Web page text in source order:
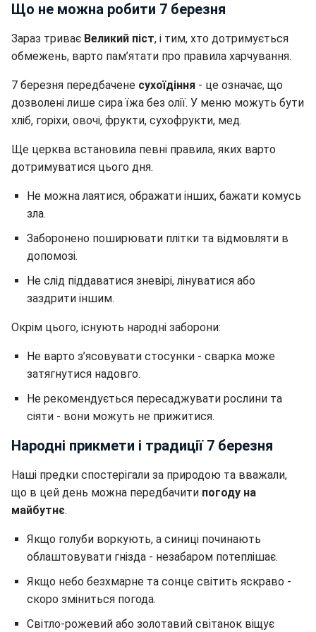
Що не можна робити 7 березня
Зараз триває Великий піст, і тим, хто дотримується
обмежень, варто пам’ятати про правила харчування.
7 березня передбачене сухоїдіння - це означає, що
дозволені лише сира їжа без олії. У меню можуть бути
хліб, горіхи, овочі, фрукти, сухофрукти, мед.
Ще церква встановила певні правила, яких варто
дотримуватися цього дня.
Не можна лаятися, ображати інших, бажати комусь
зла.
Заборонено поширювати плітки та відмовляти в
допомозі.
Не слід піддаватися зневірі, лінуватися або
заздрити іншим.
Окрім цього, існують народні заборони:
Не варто з’ясовувати стосунки - сварка може
затягнутися надовго.
Не рекомендується пересаджувати рослини та
сіяти - вони можуть не прижитися.
Народні прикмети і традиції 7 березня
Наші предки спостерігали за природою та вважали,
що в цей день можна передбачити погоду на
майбутнє.
Якщо голуби воркують, а синиці починають
облаштовувати гнізда - незабаром потеплішає.
Якщо небо безхмарне та сонце світить яскраво -
скоро зміниться погода.
Світло-рожевий або золотавий світанок віщує